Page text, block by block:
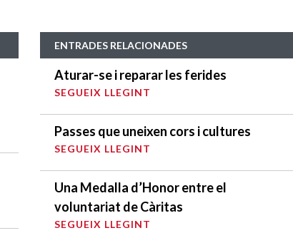
ENTRADES RELACIONADES
Aturar-se i reparar les ferides
SEGUEIX LLEGINT
Passes que uneixen cors i cultures
SEGUEIX LLEGINT
Una Medalla d’Honor entre el
voluntariat de Càritas
SEGUEIX LLEGINT